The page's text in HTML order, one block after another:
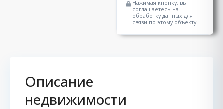
Нажимая кнопку, вы
соглашаетесь на
обработку данных для
связи по этому объекту.
Описание
недвижимости